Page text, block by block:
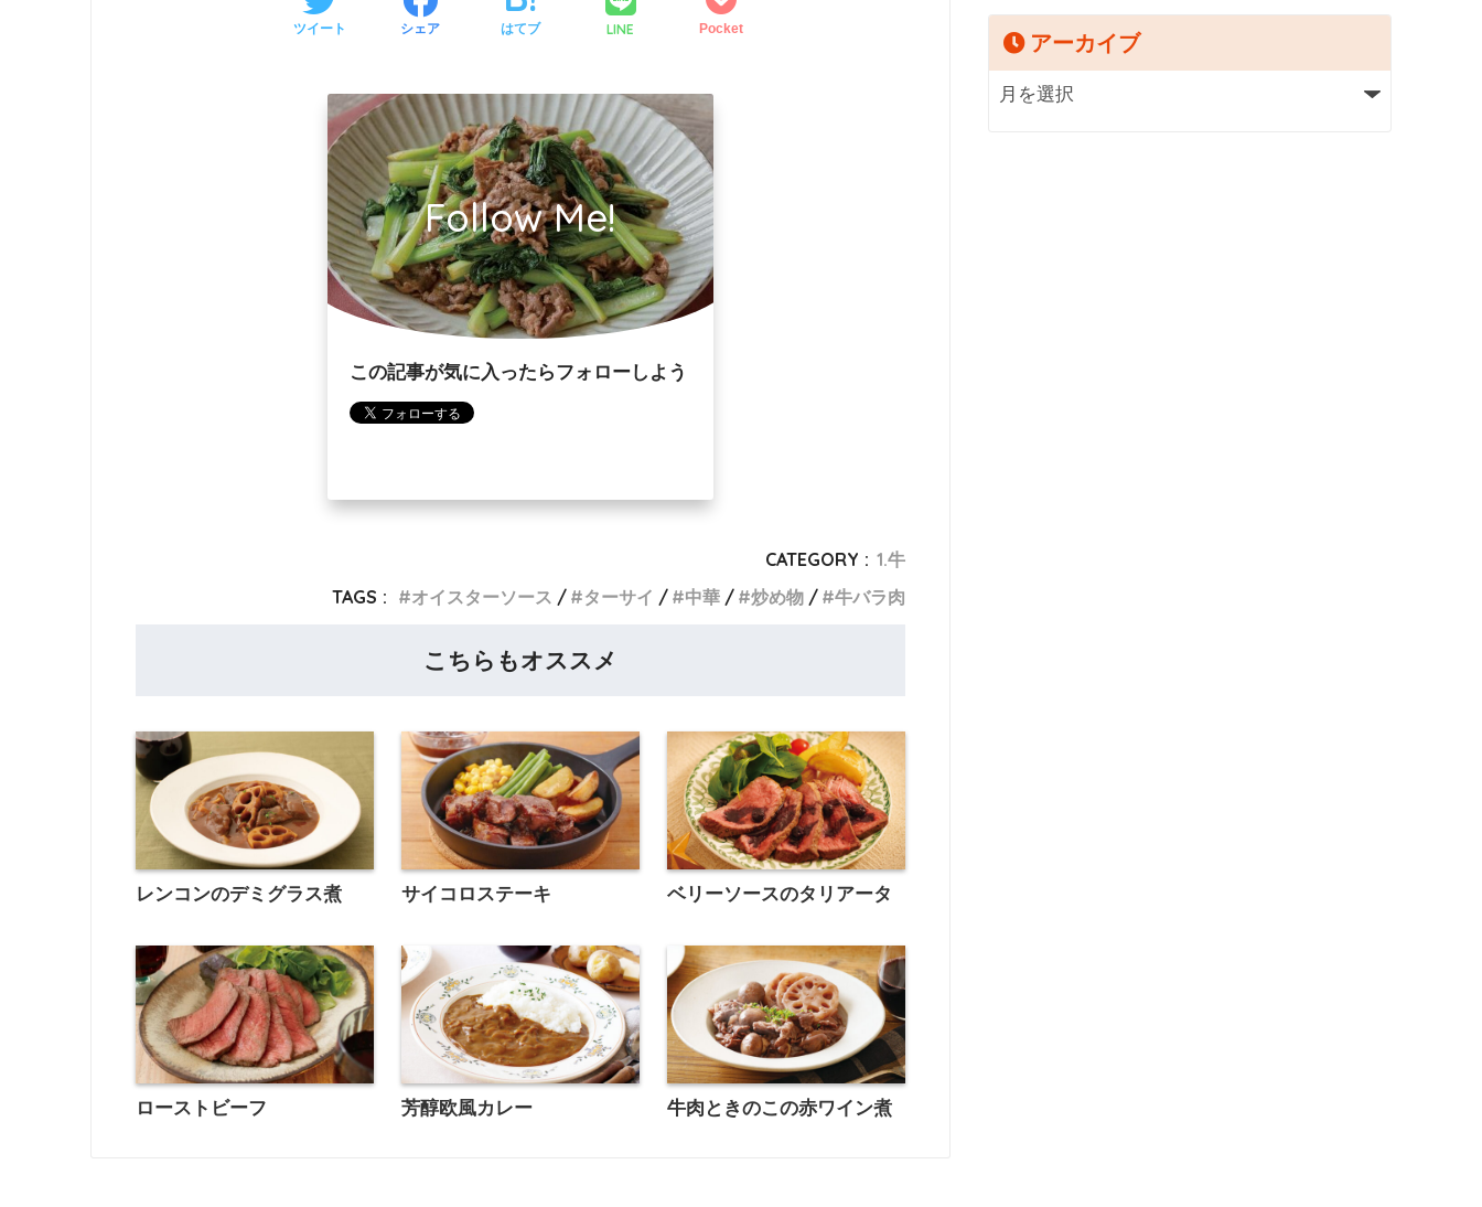
ツイート シェア はてブ LINE Pocket
Follow Me!
この記事が気に入ったらフォローしよう
CATEGORY : 1.牛
TAGS :
オイスターソース ターサイ 中華 炒め物 牛バラ肉
こちらもオススメ
レンコンのデミグラス煮 サイコロステーキ ベリーソースのタリアータ
ローストビーフ 芳醇欧風カレー 牛肉ときのこの赤ワイン煮
アーカイブ